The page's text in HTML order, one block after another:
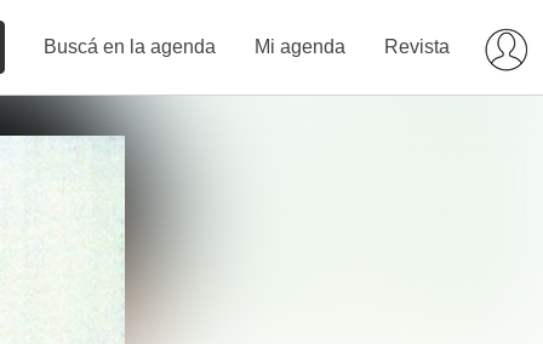
Buscá en la agenda Mi agenda Revista